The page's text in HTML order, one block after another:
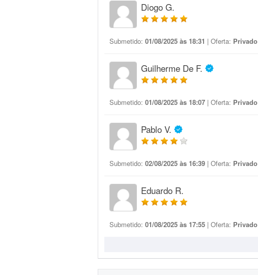
Diogo G.
Submetido: 01/08/2025 às 18:31 | Oferta: Privado
Guilherme De F.
Submetido: 01/08/2025 às 18:07 | Oferta: Privado
Pablo V.
Submetido: 02/08/2025 às 16:39 | Oferta: Privado
Eduardo R.
Submetido: 01/08/2025 às 17:55 | Oferta: Privado